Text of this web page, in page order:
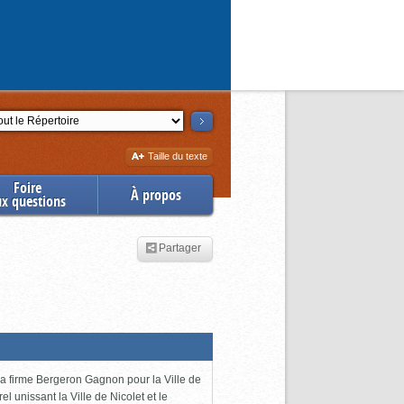
Augmenter
la
Taille du texte
Foire
questions À propos
Partager
firme Bergeron Gagnon pour la Ville de
unissant la Ville de Nicolet et le